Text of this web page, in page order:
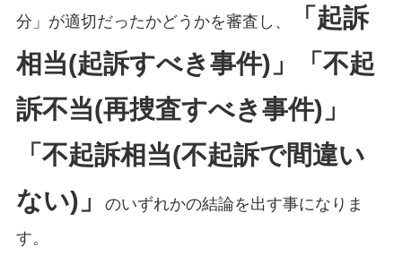
分」が適切だったかどうかを審査し、
「起訴
相当(起訴すべき事件)」「不起
訴不当(再捜査すべき事件)」
「不起訴相当(不起訴で間違い
ない)」
のいずれかの結論を出す事になりま
す。